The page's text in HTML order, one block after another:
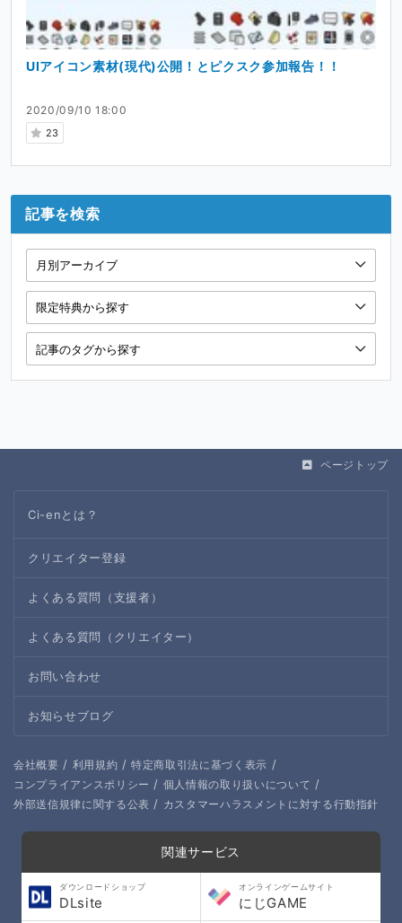
2020/09/10 18:00
23
UIアイコン素材(現代)公開！とピクスク参加報告！！
記事を検索
ページトップ
Ci-enとは？
クリエイター登録
よくある質問（支援者）
よくある質問（クリエイター）
お問い合わせ
お知らせブログ
会社概要 / 利用規約 / 特定商取引法に基づく表示 /
コンプライアンスポリシー / 個人情報の取り扱いについて /
外部送信規律に関する公表 / カスタマーハラスメントに対する行動指針
関連サービス
ダウンロードショップ
DLsite
オンラインゲームサイト
にじGAME